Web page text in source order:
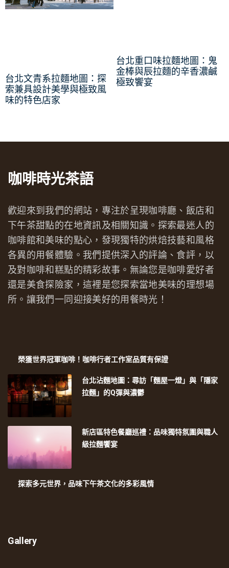
台北文青系拉麵地圖：探
索兼具設計美學與極致風
味的特色店家
台北重口味拉麵地圖：鬼
金棒與辰拉麵的辛香濃鹹
極致饗宴
咖啡時光茶語
歡迎來到我們的網站，專注於呈現咖啡廳、飯店和
下午茶甜點的在地資訊及相關知識。探索最迷人的
咖啡館和美味的點心，發現獨特的烘焙技藝和風格
各異的用餐體驗。我們提供深入的評論、食評，以
及對咖啡和糕點的精彩故事。無論您是咖啡愛好者
還是美食探險家，這裡是您探索當地美味的理想場
所。讓我們一同迎接美好的用餐時光！
榮獲世界冠軍咖啡！咖啡行者工作室品質有保證
台北沾麵地圖：尋訪「麵屋一燈」與「隱家
拉麵」的Q彈與濃鬱
新店區特色餐廳巡禮：品味獨特氛圍與職人
級拉麵饗宴
探索多元世界，品味下午茶文化的多彩風情
Gallery